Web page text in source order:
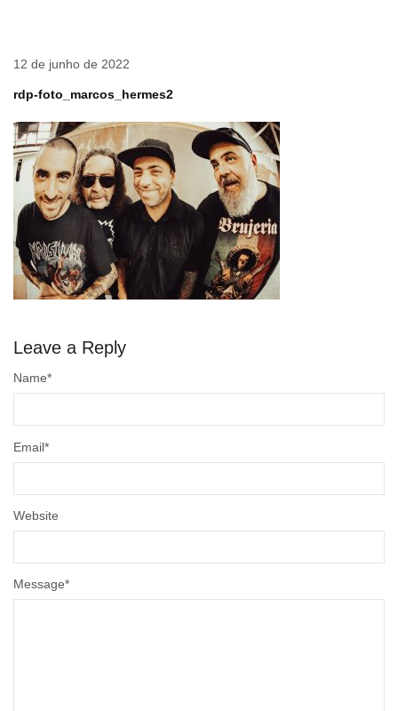
12 de junho de 2022
rdp-foto_marcos_hermes2
Leave a Reply
Message*
Name*
Email*
Website